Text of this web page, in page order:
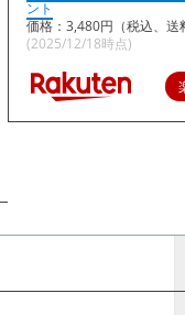
ント
価格：3,480円（税込、送
(2025/12/18時点)